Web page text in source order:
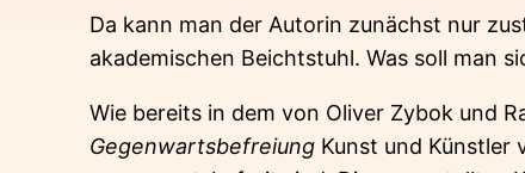
Da kann man der Autorin zunächst nur
akademischen Beichtstuhl. Was soll man
Wie bereits in dem von Oliver Zybok und
Gegenwartsbefreiung Kunst und Künstler